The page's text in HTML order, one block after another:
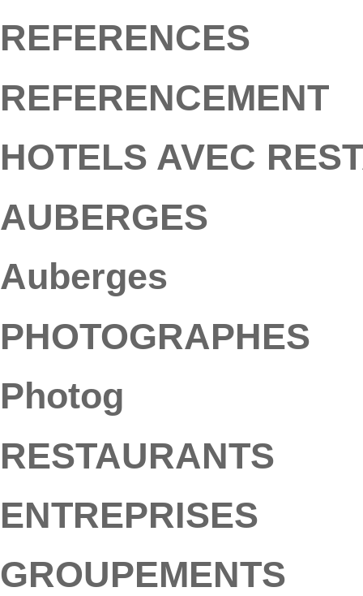
REFERENCES
REFERENCEMENT
HOTELS AVEC
AUBERGES
Auberges
PHOTOGRAPHES
Photog
RESTAURANTS
ENTREPRISES
GROUPEMENTS